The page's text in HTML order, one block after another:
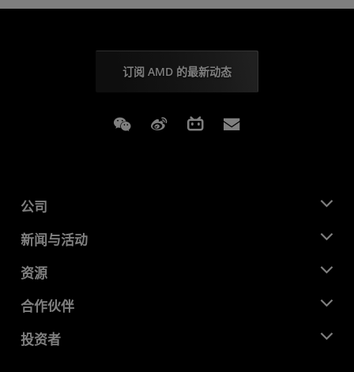
订阅 AMD 的最新动态
Weixin Weibo Bilibili
公司
关于 AMD
企业责任
就业机会
联系我们
新闻与活动
新闻中心
媒体库
资源
开发中心
成功案例
合作伙伴
AMD 合作伙伴中心
投资者